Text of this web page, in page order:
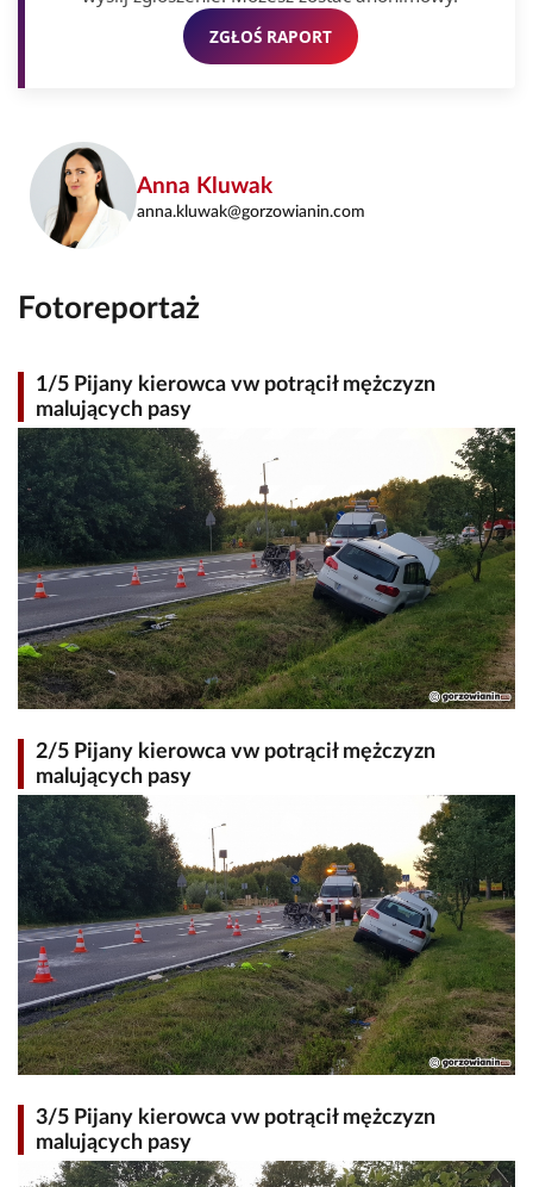
ZGŁOŚ RAPORT
Anna Kluwak
anna.kluwak@gorzowianin.com
Fotoreportaż
1/5 Pijany kierowca vw potrącił mężczyzn
malujących pasy
2/5 Pijany kierowca vw potrącił mężczyzn
malujących pasy
3/5 Pijany kierowca vw potrącił mężczyzn
malujących pasy